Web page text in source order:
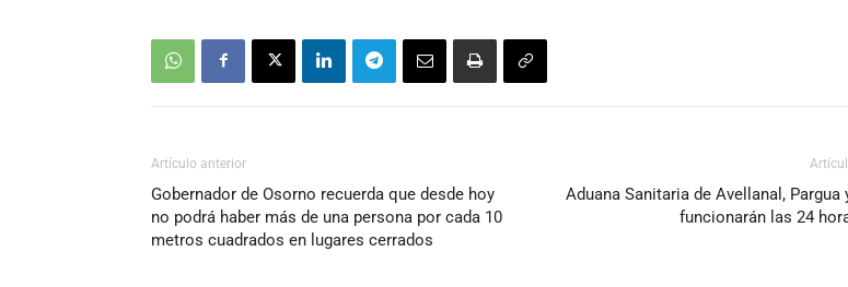
Artículo anterior
Gobernador de Osorno recuerda que desde hoy
no podrá haber más de una persona por cada 10
metros cuadrados en lugares cerrados
Aduana Sanitaria de Avellanal, Pargua
funcionarán las 24